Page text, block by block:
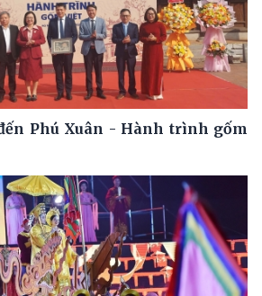
Phú Xuân - Hành trình gốm